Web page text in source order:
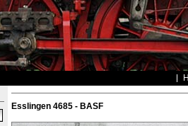
Esslingen 4685 - BASF